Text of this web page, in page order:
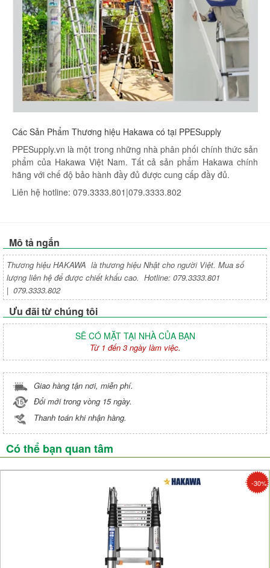
Các Sản Phẩm Thương hiệu Hakawa có tại PPESupply
PPESupply.vn là một trong những nhà phân phối chính thức sản
phẩm của Hakawa Việt Nam. Tất cả sản phẩm Hakawa chính
hãng với chế độ bảo hành đầy đủ được cung cấp đầy đủ.
Liên hệ hotline: 079.3333.801|079.3333.802
Mô tả ngắn
Thương hiệu HAKAWA là thương hiệu Nhật cho người Việt. Mua số
lượng liên hệ để được chiết khấu cao. Hotline: 079.3333.801
| 079.3333.802
Ưu đãi từ chúng tôi
SẼ CÓ MẶT TẠI NHÀ CỦA BẠN
Từ 1 đến 3 ngày làm việc.
Giao hàng tận nơi, miễn phí.
Đổi mới trong vòng 15 ngày.
Thanh toán khi nhận hàng.
Có thể bạn quan tâm
-30%